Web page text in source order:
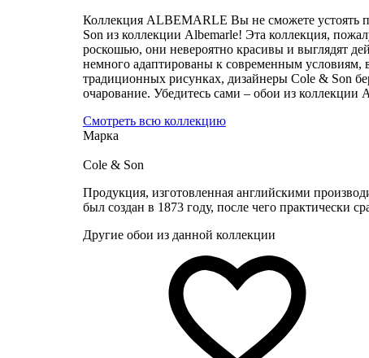
Коллекция ALBEMARLE Вы не сможете устоять
Son из коллекции Albemarle! Эта коллекция,
роскошью, они невероятно красивы и выглядят
немного адаптированы к современным условиям,
традиционных рисунках, дизайнеры Cole & Son
очарование. Убедитесь сами – обои из
Смотреть всю коллекцию
Марка
Cole & Son
Продукция, изготовленная английскими
был создан в 1873 году, после чего практически
Другие обои из данной коллекции